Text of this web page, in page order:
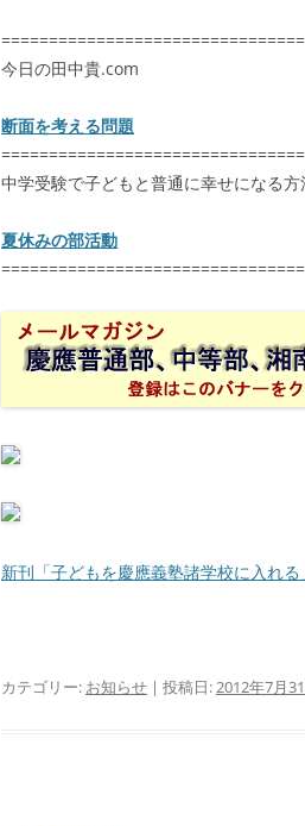
今日の田中貴.com
断面を考える問題
中学受験で子どもと普通に幸せになる
夏休みの部活動
新刊「子どもを慶應義塾諸学校に入れる
カテゴリー: お知らせ | 投稿日:2012年7月